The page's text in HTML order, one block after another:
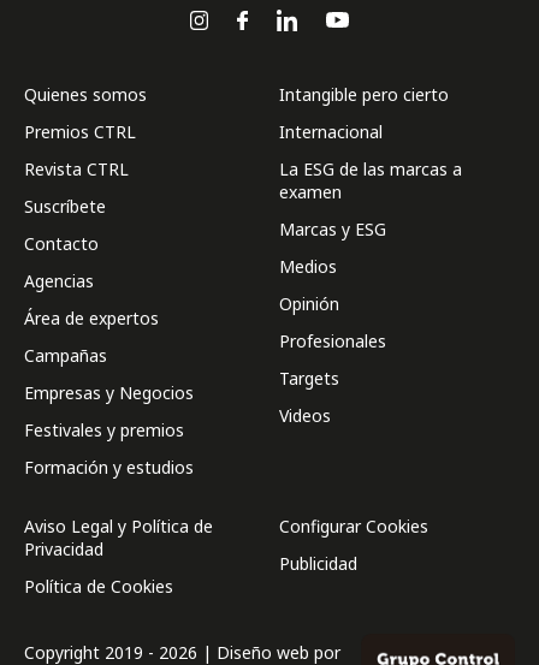
Quienes somos
Premios CTRL
Revista CTRL
Suscríbete
Contacto
Agencias
Área de expertos
Campañas
Empresas y Negocios
Festivales y premios
Formación y estudios
Intangible pero cierto
Internacional
La ESG de las marcas a
examen
Marcas y ESG
Medios
Opinión
Profesionales
Targets
Videos
Aviso Legal y Política de
Privacidad
Política de Cookies
Configurar Cookies
Publicidad
Copyright 2019 - 2026 | Diseño web por